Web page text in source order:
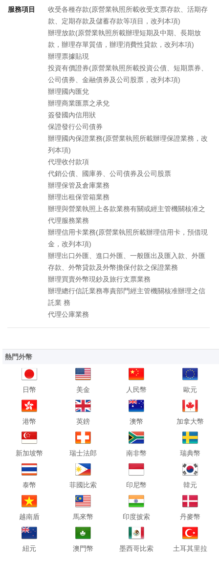
服務項目
收受各種存款(原營業執照所載收受支票存款、活期存
款、定期存款及儲蓄存款等項目，改列本項)
辦理放款(原營業執照所載辦理短期及中期、長期放
款，辦理存單質借，辦理消費性貸款，改列本項)
辦理票據貼現
投資有價證券(原營業執照所載投資公債、短期票券、
公司債券、金融債券及公司股票，改列本項)
辦理國內匯兌
辦理商業匯票之承兌
簽發國內信用狀
保證發行公司債券
辦理國內保證業務(原營業執照所載辦理保證業務，改
列本項)
代理收付款項
代銷公債、國庫券、公司債券及公司股票
辦理保管及倉庫業務
辦理出租保管箱業務
辦理與營業執照上各款業務有關或經主管機關核准之
代理服務業務
辦理信用卡業務(原營業執照所載辦理信用卡，預借現
金，改列本項)
辦理出口外匯、進口外匯、一般匯出及匯入款、外匯
存款、外幣貸款及外幣擔保付款之保證業務
辦理買賣外幣現鈔及旅行支票業務
辦理總行信託業務專責部門經主管機關核准辦理之信
託業 務
代理公庫業務
熱門外幣
日幣 美金 人民幣 歐元
港幣 英鎊 澳幣 加拿大幣
新加坡幣 瑞士法郎 南非幣 瑞典幣
泰幣 菲國比索 印尼幣 韓元
越南盾 馬來幣 印度披索 丹麥幣
紐元 澳門幣 墨西哥比索 土耳其里拉